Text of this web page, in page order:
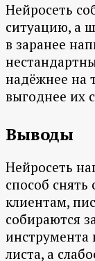
Нейросеть
ситуацию, а
в заранее
надёжнее на
выгоднее их
Выводы
Нейросеть
способ
клиентам,
собираются
инструмента
листа, а